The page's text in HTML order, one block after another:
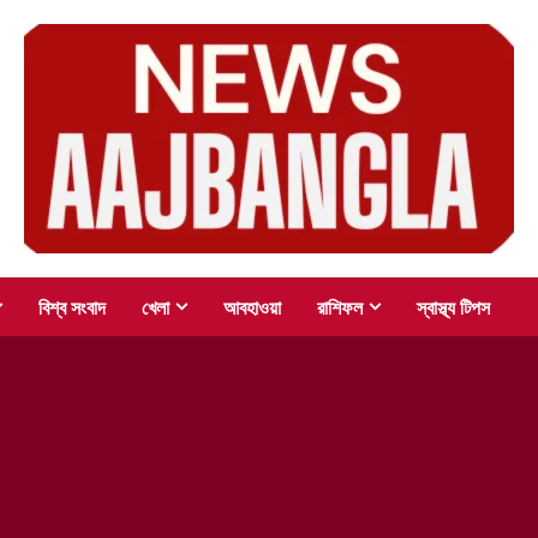
বিশ্ব সংবাদ খেলা আবহাওয়া রাশিফল স্বাস্থ্য টিপস